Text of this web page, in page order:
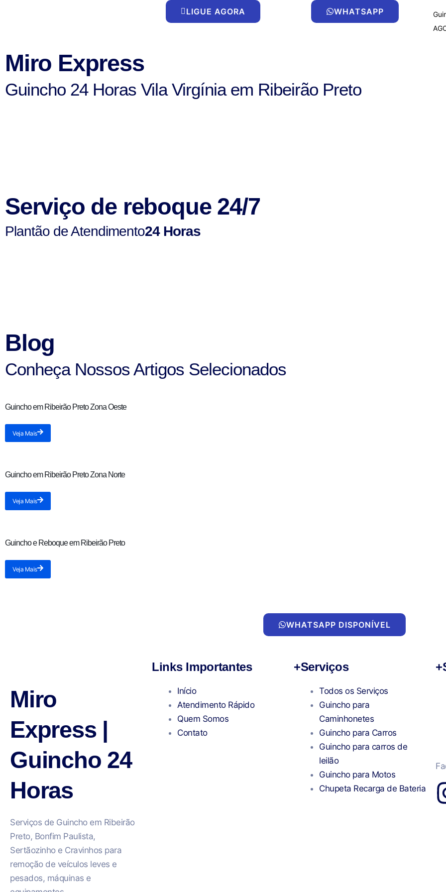
LIGUE AGORA WHATSAPP
Miro Express
Guincho 24 Horas Vila Virgínia em Ribeirão Preto
Serviço de reboque 24/7
Plantão de Atendimento24 Horas
Blog
Conheça Nossos Artigos Selecionados
Guincho em Ribeirão Preto Zona Oeste
Veja Mais
Guincho em Ribeirão Preto Zona Norte
Veja Mais
Guincho e Reboque em Ribeirão Preto
Veja Mais
WHATSAPP DISPONÍVEL
Miro
Express |
Guincho 24
Horas
Serviços de Guincho em Ribeirão
Preto, Bonfim Paulista,
Sertãozinho e Cravinhos para
remoção de veículos leves e
pesados, máquinas e
Links Importantes
Início
Atendimento Rápido
Quem Somos
Contato
+Serviços
Todos os Serviços
Guincho para
Caminhonetes
Guincho para Carros
Guincho para carros de
leilão
Guincho para Motos
Chupeta Recarga de Bateria